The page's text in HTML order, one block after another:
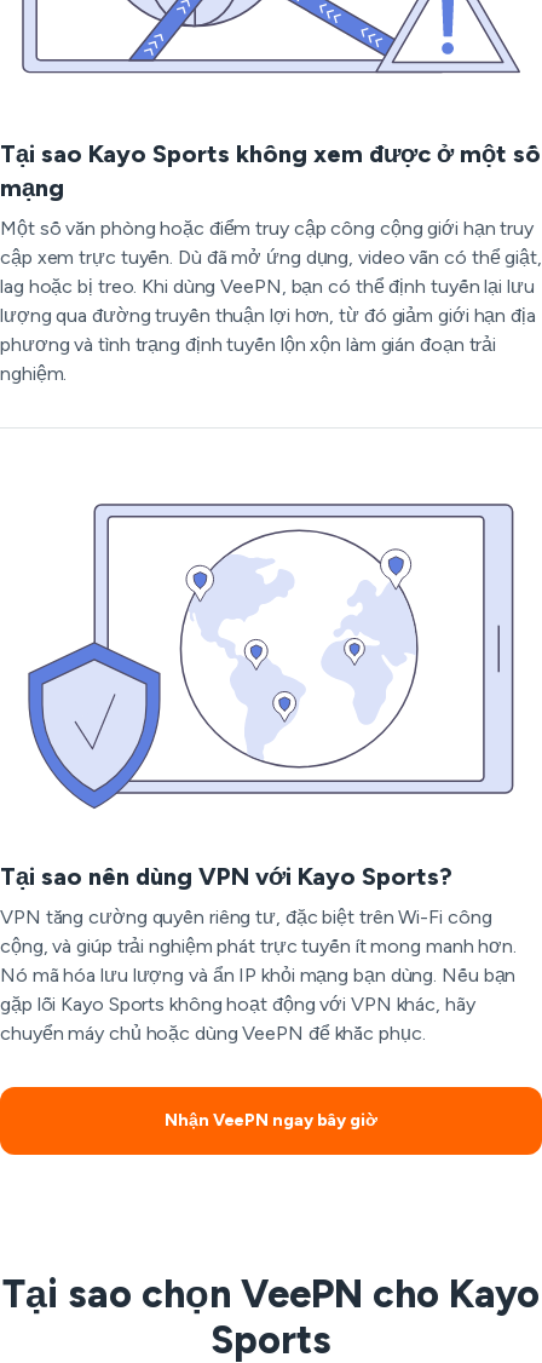
Tại sao Kayo Sports không xem được ở một số
mạng
Một số văn phòng hoặc điểm truy cập công cộng giới hạn truy
cập xem trực tuyến. Dù đã mở ứng dụng, video vẫn có thể giật,
lag hoặc bị treo. Khi dùng VeePN, bạn có thể định tuyến lại lưu
lượng qua đường truyền thuận lợi hơn, từ đó giảm giới hạn địa
phương và tình trạng định tuyến lộn xộn làm gián đoạn trải
nghiệm.
Tại sao nên dùng VPN với Kayo Sports?
VPN tăng cường quyền riêng tư, đặc biệt trên Wi-Fi công
cộng, và giúp trải nghiệm phát trực tuyến ít mong manh hơn.
Nó mã hóa lưu lượng và ẩn IP khỏi mạng bạn dùng. Nếu bạn
gặp lỗi Kayo Sports không hoạt động với VPN khác, hãy
chuyển máy chủ hoặc dùng VeePN để khắc phục.
Nhận VeePN ngay bây giờ
Tại sao chọn VeePN cho Kayo
Sports